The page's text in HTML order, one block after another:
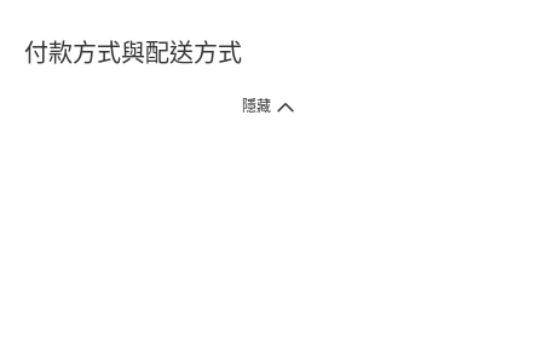
付款方式與配送方式
隱藏